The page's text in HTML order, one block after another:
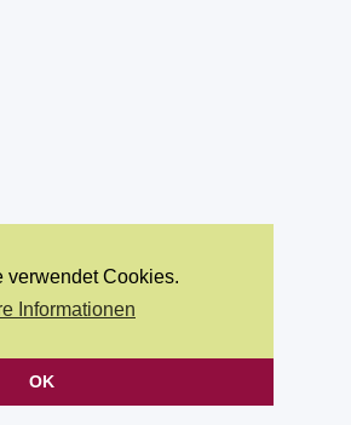
verwendet Cookies.
Informationen
OK